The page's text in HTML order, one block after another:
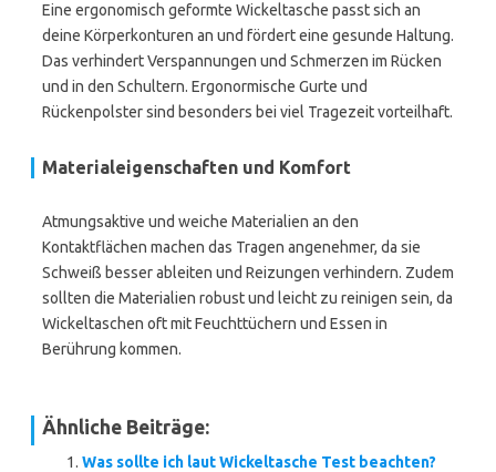
Eine ergonomisch geformte Wickeltasche passt sich an
deine Körperkonturen an und fördert eine gesunde Haltung.
Das verhindert Verspannungen und Schmerzen im Rücken
und in den Schultern. Ergonormische Gurte und
Rückenpolster sind besonders bei viel Tragezeit vorteilhaft.
Materialeigenschaften und Komfort
Atmungsaktive und weiche Materialien an den
Kontaktflächen machen das Tragen angenehmer, da sie
Schweiß besser ableiten und Reizungen verhindern. Zudem
sollten die Materialien robust und leicht zu reinigen sein, da
Wickeltaschen oft mit Feuchttüchern und Essen in
Berührung kommen.
Ähnliche Beiträge:
Was sollte ich laut Wickeltasche Test beachten?